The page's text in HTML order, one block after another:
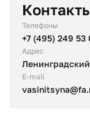
Телефоны
+7 (495) 249 53
Адрес
E-mail